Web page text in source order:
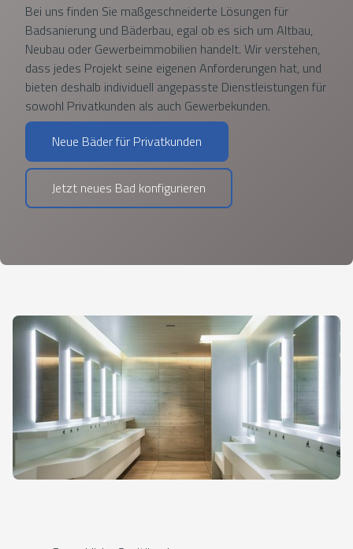
Bei uns finden Sie maßgeschneiderte Lösungen für
Badsanierung und Bäderbau, egal ob es sich um Altbau,
Neubau oder Gewerbeimmobilien handelt. Wir verstehen,
dass jedes Projekt seine eigenen Anforderungen hat, und
bieten deshalb individuell angepasste Dienstleistungen für
sowohl Privatkunden als auch Gewerbekunden.
Neue Bäder für Privatkunden
Jetzt neues Bad konfigurieren